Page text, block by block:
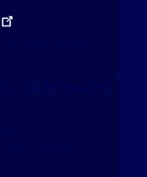
plánování
- portál